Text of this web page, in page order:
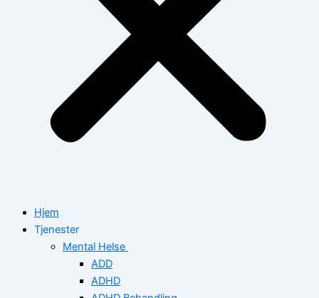
Hjem
Tjenester
Mental Helse
ADD
ADHD